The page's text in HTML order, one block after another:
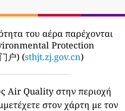
του αέρα παρέχονται
Protection
户) (sthjt.zj.gov.cn)
Air Quality στην περιοχή
στον χάρτη με τον